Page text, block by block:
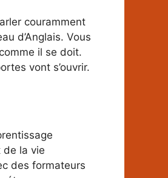
couramment
d’Anglais. Vous
il se doit.
vont s’ouvrir.
de la vie
des formateurs